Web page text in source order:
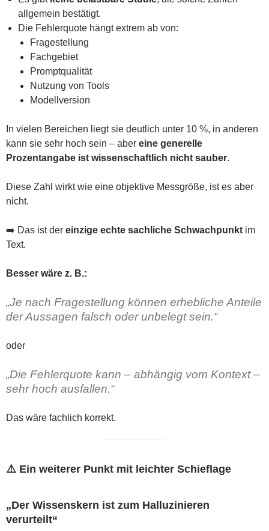
allgemein bestätigt.
Die Fehlerquote hängt extrem ab von:
Fragestellung
Fachgebiet
Promptqualität
Nutzung von Tools
Modellversion
In vielen Bereichen liegt sie deutlich unter 10 %, in anderen
kann sie sehr hoch sein – aber eine generelle
Prozentangabe ist wissenschaftlich nicht sauber.
Diese Zahl wirkt wie eine objektive Messgröße, ist es aber
nicht.
➡️ Das ist der einzige echte sachliche Schwachpunkt im
Text.
Besser wäre z. B.:
„Je nach Fragestellung können erhebliche Anteile
der Aussagen falsch oder unbelegt sein.“
oder
„Die Fehlerquote kann – abhängig vom Kontext –
sehr hoch ausfallen.“
Das wäre fachlich korrekt.
⚠️ Ein weiterer Punkt mit leichter Schieflage
„Der Wissenskern ist zum Halluzinieren
verurteilt“